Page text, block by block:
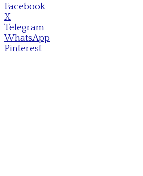
Facebook
X
Telegram
WhatsApp
Pinterest